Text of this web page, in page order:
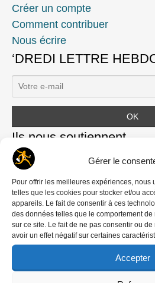
Gérer le
Pour offrir les meilleures expériences, nous
telles que les cookies pour stocker et/ou
appareils. Le fait de consentir à ces
des données telles que le comportement
sur ce site. Le fait de ne pas consentir ou
avoir un effet négatif sur certaines
Accepter
Créer un compte
Comment contribuer
Nous écrire
‘DREDI LETTRE
Ils nous soutiennent